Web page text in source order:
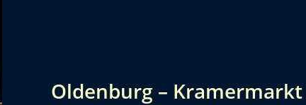
Oldenburg – Kramermarkt